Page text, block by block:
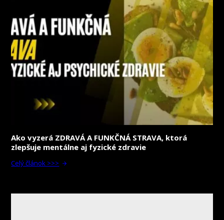
Ako vyzerá ZDRAVÁ A FUNKČNÁ STRAVA, ktorá
zlepšuje mentálne aj fyzické zdravie
Celý článok >>>